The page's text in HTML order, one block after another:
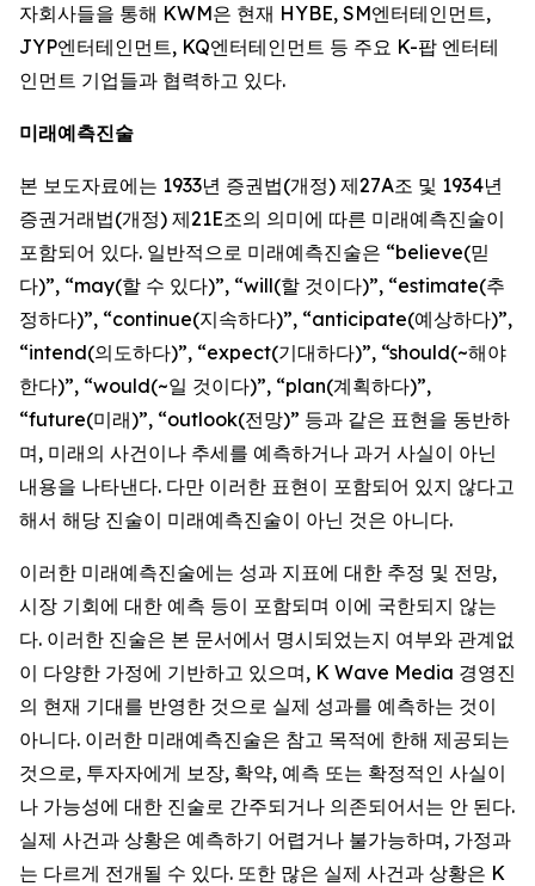
자회사들을 통해 KWM은 현재 HYBE, SM엔터테인먼트,
JYP엔터테인먼트, KQ엔터테인먼트 등 주요 K-팝 엔터테
인먼트 기업들과 협력하고 있다.
미래예측진술
본 보도자료에는 1933년 증권법(개정) 제27A조 및 1934년
증권거래법(개정) 제21E조의 의미에 따른 미래예측진술이
포함되어 있다. 일반적으로 미래예측진술은 “believe(믿
다)”, “may(할 수 있다)”, “will(할 것이다)”, “estimate(추
정하다)”, “continue(지속하다)”, “anticipate(예상하다)”,
“intend(의도하다)”, “expect(기대하다)”, “should(~해야
한다)”, “would(~일 것이다)”, “plan(계획하다)”,
“future(미래)”, “outlook(전망)” 등과 같은 표현을 동반하
며, 미래의 사건이나 추세를 예측하거나 과거 사실이 아닌
내용을 나타낸다. 다만 이러한 표현이 포함되어 있지 않다고
해서 해당 진술이 미래예측진술이 아닌 것은 아니다.
이러한 미래예측진술에는 성과 지표에 대한 추정 및 전망,
시장 기회에 대한 예측 등이 포함되며 이에 국한되지 않는
다. 이러한 진술은 본 문서에서 명시되었는지 여부와 관계없
이 다양한 가정에 기반하고 있으며, K Wave Media 경영진
의 현재 기대를 반영한 것으로 실제 성과를 예측하는 것이
아니다. 이러한 미래예측진술은 참고 목적에 한해 제공되는
것으로, 투자자에게 보장, 확약, 예측 또는 확정적인 사실이
나 가능성에 대한 진술로 간주되거나 의존되어서는 안 된다.
실제 사건과 상황은 예측하기 어렵거나 불가능하며, 가정과
는 다르게 전개될 수 있다. 또한 많은 실제 사건과 상황은 K